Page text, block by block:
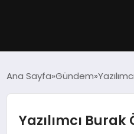
DÜNYA
EĞITIM
Ana Sayfa Gündem
Yazılımcı